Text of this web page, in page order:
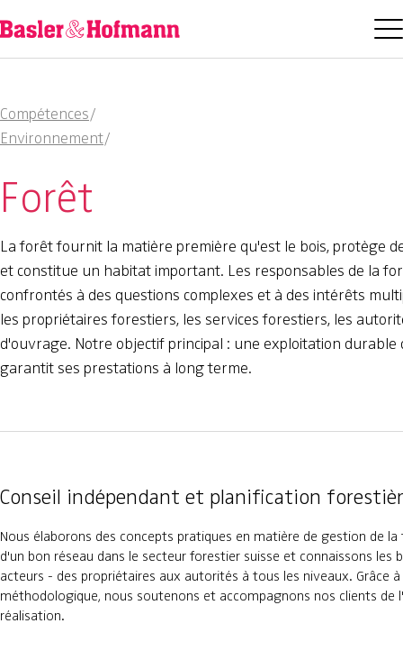
Compétences/
Environnement/
Forêt
La forêt fournit la matière première qu'est le bois, protège
et constitue un habitat important. Les responsables de la
confrontés à des questions complexes et à des intérêts
les propriétaires forestiers, les services forestiers, les
d'ouvrage. Notre objectif principal : une exploitation durable
garantit ses prestations à long terme.
Conseil indépendant et planification
Nous élaborons des concepts pratiques en matière de gestion de
d'un bon réseau dans le secteur forestier suisse et connaissons les
acteurs - des propriétaires aux autorités à tous les niveaux. Grâce
méthodologique, nous soutenons et accompagnons nos clients de
réalisation.